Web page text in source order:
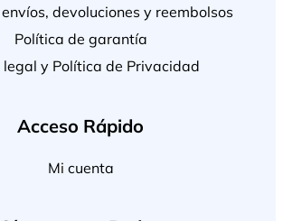
devoluciones y reembolsos
Política de garantía
legal y Política de Privacidad
Acceso Rápido
Mi cuenta